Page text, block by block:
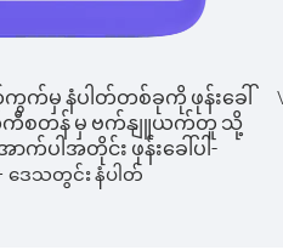
တ်ကွက်မှ နံပါတ်တစ်ခုကို ဖုန်းခေါ်
စတန် မှ ဗက်နျူယက်တူ သို့
ာက်ပါအတိုင်း ဖုန်းခေါ်ပါ-
ဒေသတွင်း နံပါတ်